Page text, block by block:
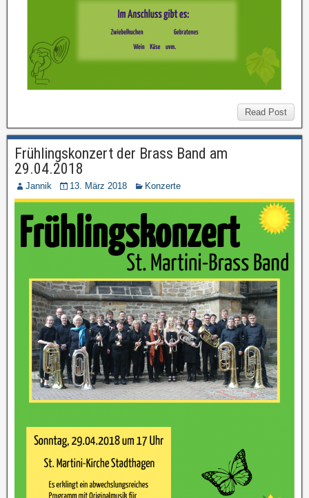
Read Post
Frühlingskonzert der Brass Band am
29.04.2018
Jannik 13. März 2018 Konzerte